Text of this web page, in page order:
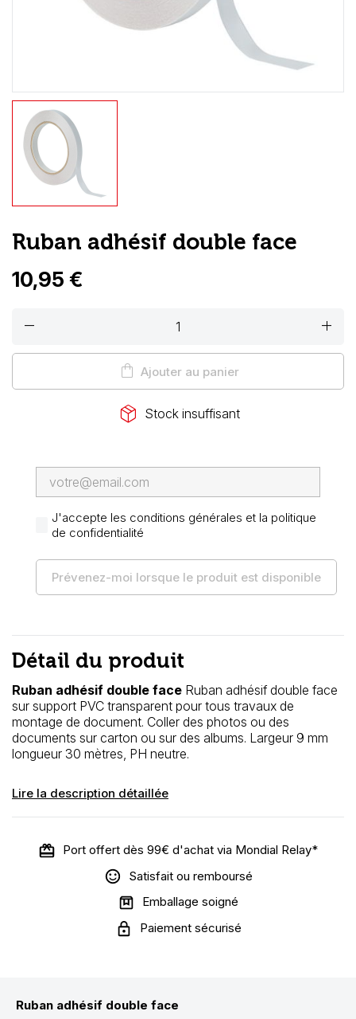
Ruban adhésif double face
10,95 €
remove add
shopping_bag Ajouter au panier
package_2 Stock insuffisant
J'accepte les conditions générales et la politique
de confidentialité
Prévenez-moi lorsque le produit est disponible
Détail du produit
Ruban adhésif double face Ruban adhésif double face
sur support PVC transparent pour tous travaux de
montage de document. Coller des photos ou des
documents sur carton ou sur des albums. Largeur 9 mm
longueur 30 mètres, PH neutre.
Lire la description détaillée
Port offert dès 99€ d'achat via Mondial Relay*
Satisfait ou remboursé
Emballage soigné
Paiement sécurisé
Ruban adhésif double face